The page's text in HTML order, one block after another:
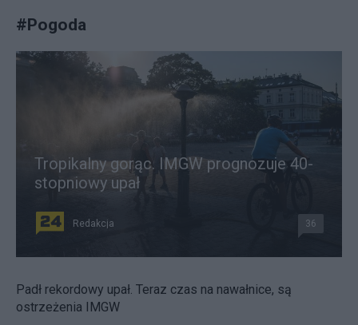
#Pogoda
Tropikalny gorąc. IMGW prognozuje 40-
stopniowy upał
Redakcja 36
Padł rekordowy upał. Teraz czas na nawałnice, są
ostrzeżenia IMGW